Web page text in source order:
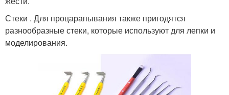
Стеки . Для процарапывания также пригодятся
разнообразные стеки, которые используют для лепки и
моделирования.